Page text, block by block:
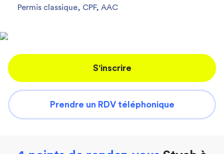
Permis classique, CPF, AAC
S'inscrire
Prendre un RDV téléphonique